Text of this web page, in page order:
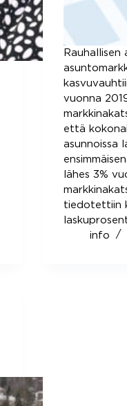
Rauhallisen
vuonna
että
asunnoissa
lähes 3%
tiedotettiin
info